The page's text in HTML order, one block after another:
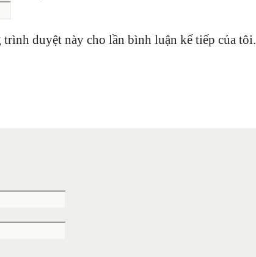
duyệt này cho lần bình luận kế tiếp của tôi.